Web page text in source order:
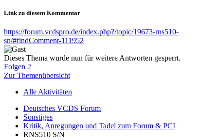
Link zu diesem Kommentar
https://forum.vcdspro.de/index.php?/topic/19673-rns510-
sn/#findComment-111952
Dieses Thema wurde nun für weitere Antworten gesperrt.
Folgen 2
Zur Themenübersicht
Alle Aktivitäten
Deutsches VCDS Forum
Sonstiges
Kritik, Anregungen und Tadel zum Forum & PCI
RNS510 S/N